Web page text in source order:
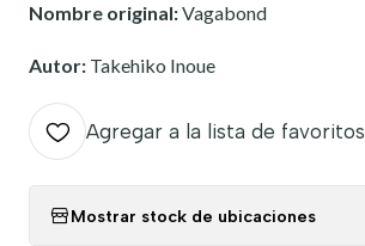
Nombre original:Vagabond
Autor: Takehiko Inoue
Agregar a la lista de favoritos
Mostrar stock de ubicaciones